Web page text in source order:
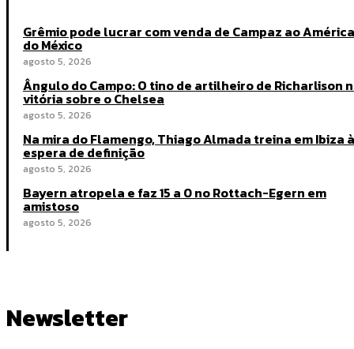
Grêmio pode lucrar com venda de Campaz ao América
do México
agosto 5, 2026
Ângulo do Campo: O tino de artilheiro de Richarlison
vitória sobre o Chelsea
agosto 5, 2026
Na mira do Flamengo, Thiago Almada treina em Ibiza à
espera de definição
agosto 5, 2026
Bayern atropela e faz 15 a 0 no Rottach-Egern em
amistoso
agosto 5, 2026
Newsletter